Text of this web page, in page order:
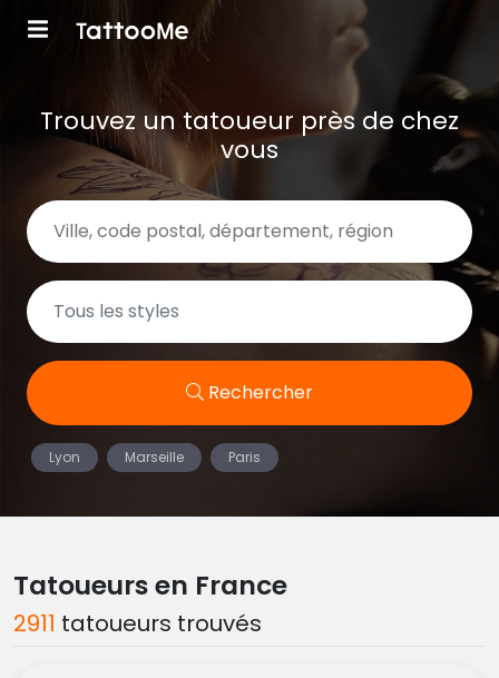
Trouvez un tatoueur près de chez
vous
Rechercher
Lyon Marseille Paris
Tatoueurs en France
2911 tatoueurs trouvés